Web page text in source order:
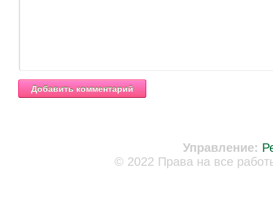
Управление:
© 2022 Права на все